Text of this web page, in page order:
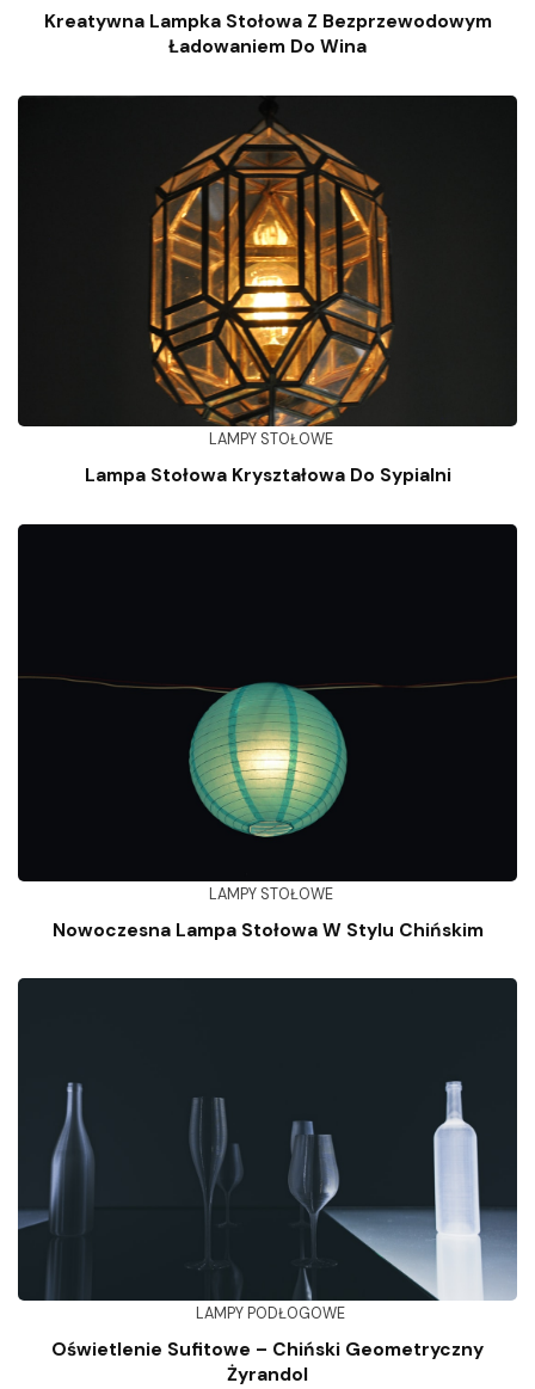
Kreatywna Lampka Stołowa Z Bezprzewodowym
Ładowaniem Do Wina
LAMPY STOŁOWE
Lampa Stołowa Kryształowa Do Sypialni
LAMPY STOŁOWE
Nowoczesna Lampa Stołowa W Stylu Chińskim
LAMPY PODŁOGOWE
Oświetlenie Sufitowe – Chiński Geometryczny
Żyrandol